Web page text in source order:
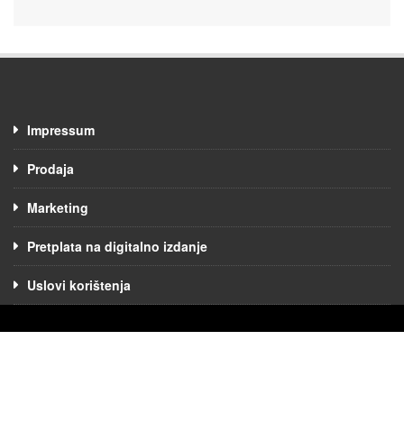
Impressum
Prodaja
Marketing
Pretplata na digitalno izdanje
Uslovi korištenja